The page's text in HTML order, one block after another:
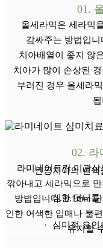
01.
올세라믹은 세라믹
감싸주는 방법입
치아배열이 좋지 않
치아가 많이 손상된
부러진 경우 올세라
02. 라
라미네이트란 미관
깎아내고 세라믹으로
방법입니다. 0.1mm
인한 어색한 입매나 불
유지할
라미
· 인공치아의 변
· 심한 덧니를
· 심미적 요인